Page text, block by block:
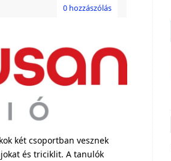
0 hozzászólás
két csoportban vesznek
és triciklit. A tanulók